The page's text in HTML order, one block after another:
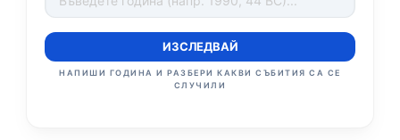
ИЗСЛЕДВАЙ
НАПИШИ ГОДИНА И РАЗБЕРИ КАКВИ СЪБИТИЯ СА СЕ
СЛУЧИЛИ